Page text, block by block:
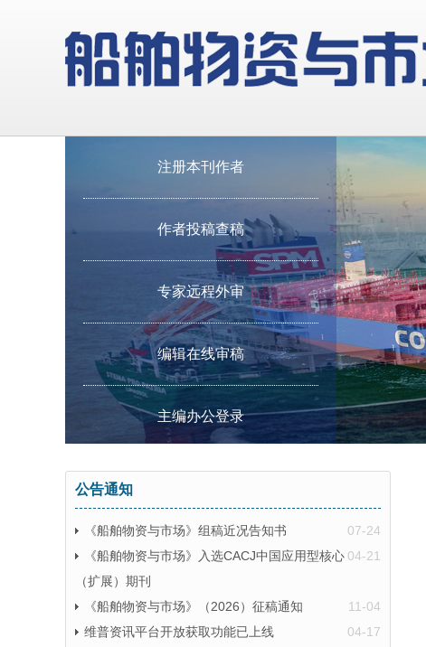
注册本刊作者
作者投稿查稿
专家远程外审
编辑在线审稿
主编办公登录
公告通知
07-24
《船舶物资与市场》组稿近况告知书
04-21
《船舶物资与市场》入选CACJ中国应用型核心
（扩展）期刊
11-04
《船舶物资与市场》（2026）征稿通知
04-17
维普资讯平台开放获取功能已上线